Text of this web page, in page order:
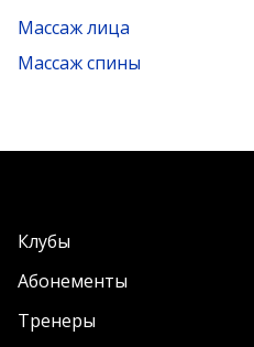
Массаж лица
Массаж спины
Клубы
Абонементы
Тренеры